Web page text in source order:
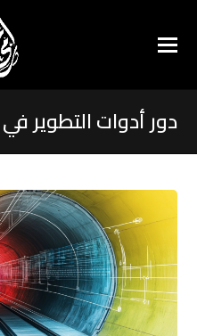
دور أدوات التطوير